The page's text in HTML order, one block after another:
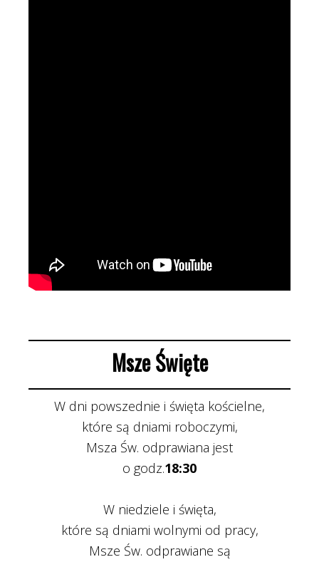
Msze Święte
W dni powszednie i święta kościelne,
które są dniami roboczymi,
Msza Św. odprawiana jest
o godz.18:30
W niedziele i święta,
które są dniami wolnymi od pracy,
Msze Św. odprawiane są